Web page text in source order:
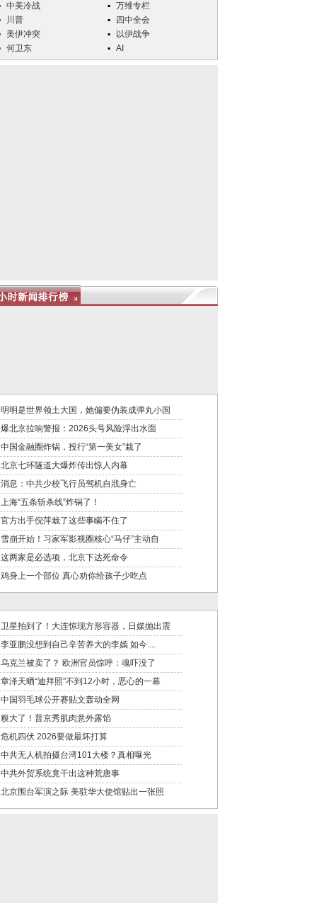
中美冷战
万维专栏
川普
四中全会
美伊冲突
以伊战争
何卫东
AI
明明是世界领土大国，她偏要伪装成弹丸小国
爆北京拉响警报：2026头号风险浮出水面
中国金融圈炸锅，投行“第一美女”栽了
北京七环隧道大爆炸传出惊人内幕
消息：中共少校飞行员驾机自戕身亡
上海“五条斩杀线”炸锅了！
官方出手倪萍栽了这些事瞒不住了
雪崩开始！习家军影视圈核心“马仔”主动自
这两家是必选项，北京下达死命令
鸡身上一个部位 真心劝你给孩子少吃点
卫星拍到了！大连惊现方形容器，日媒抛出震
李亚鹏没想到自己辛苦养大的李嫣 如今....
乌克兰被卖了？ 欧洲官员惊呼：魂吓没了
章泽天晒“迪拜照”不到12小时，恶心的一幕
中国羽毛球公开赛贴文轰动全网
糗大了！普京秀肌肉意外露馅
危机四伏 2026要做最坏打算
中共无人机拍摄台湾101大楼？真相曝光
中共外贸系统竟干出这种荒唐事
北京围台军演之际 美驻华大使馆贴出一张照